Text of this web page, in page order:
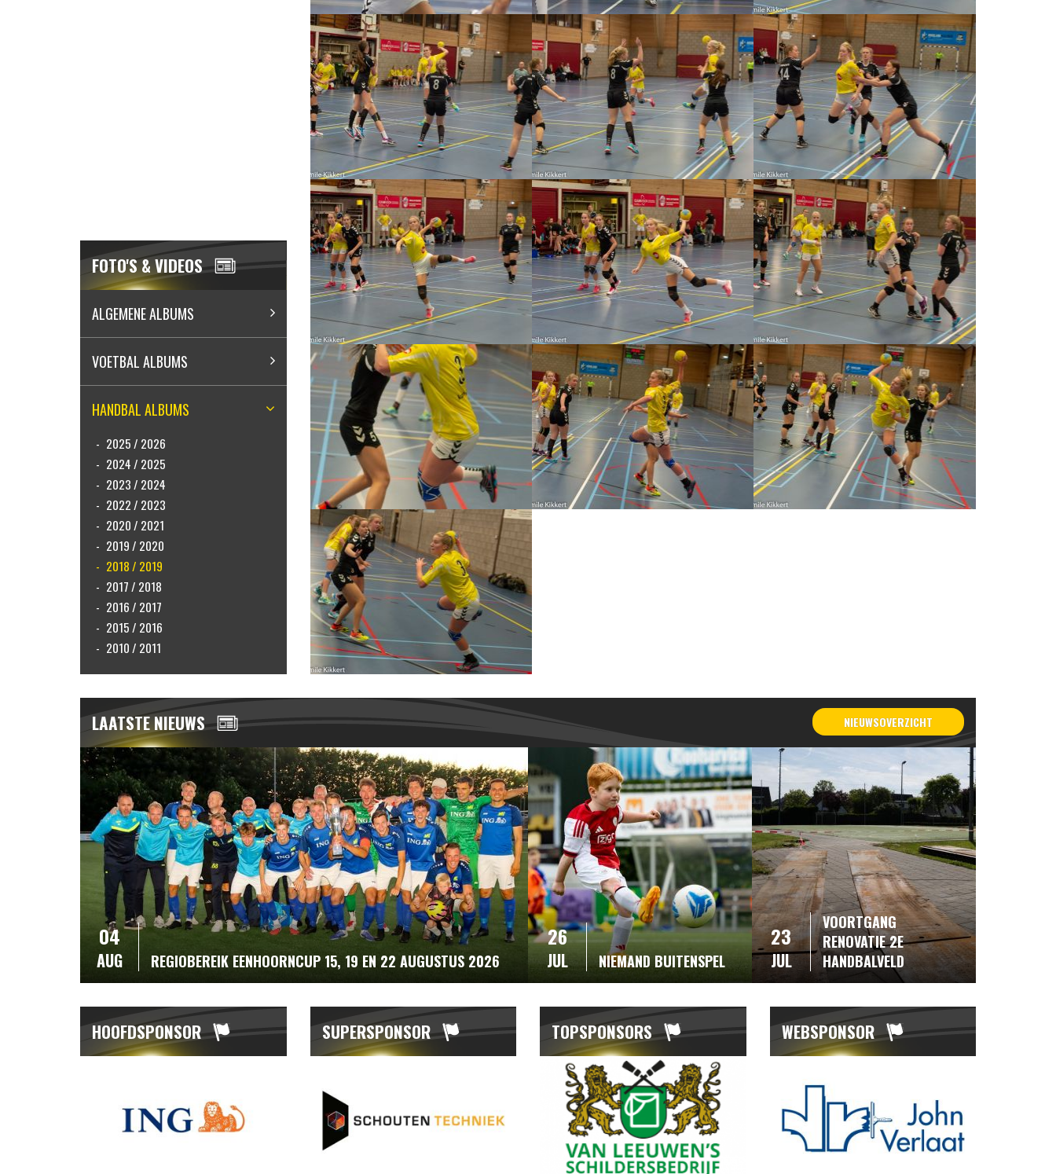
FOTO'S & VIDEOS
ALGEMENE ALBUMS
VOETBAL ALBUMS
HANDBAL ALBUMS
2025 / 2026
2024 / 2025
2023 / 2024
2022 / 2023
2020 / 2021
2019 / 2020
2018 / 2019
2017 / 2018
2016 / 2017
2015 / 2016
2010 / 2011
LAATSTE NIEUWS NIEUWSOVERZICHT
04
AUG REGIOBEREIK EENHOORNCUP 15, 19 EN 22 AUGUSTUS 2026
26
JUL NIEMAND BUITENSPEL
23
JUL
VOORTGANG
RENOVATIE 2E
HANDBALVELD
HOOFDSPONSOR SUPERSPONSOR TOPSPONSORS WEBSPONSOR